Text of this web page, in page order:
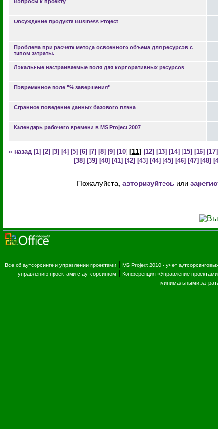
Вопросы к проекту
Обсуждение продукта Business Project
Проблема при расчете метода освоенного объема для ресурсов с
типом затраты.
Локальные настраиваемые поля для корпоративных ресурсов
Повременное поле "% завершения"
Странное поведение данных базового плана
Календарь рабочего времени в MS Project 2007
« назад [1] [2] [3] [4] [5] [6] [7] [8] [9] [10] [11] [12] [13] [14] [15] [16] [17]
[38] [39] [40] [41] [42] [43] [44] [45] [46] [47] [48]
Пожалуйста, авторизуйтесьили
Все об аутсорсинге и управлении проектами
MS Project 2010 - учет
управлению проектами с аутсорсингом
Конференция «Управление
минимальными